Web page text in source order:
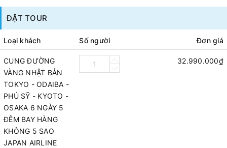
ĐẶT TOUR
Loại khách Số người Đơn giá
CUNG ĐƯỜNG
VÀNG NHẬT BẢN
TOKYO - ODAIBA -
PHÚ SỸ - KYOTO -
OSAKA 6 NGÀY 5
ĐÊM BAY HÀNG
KHÔNG 5 SAO
JAPAN AIRLINE
32.990.000₫